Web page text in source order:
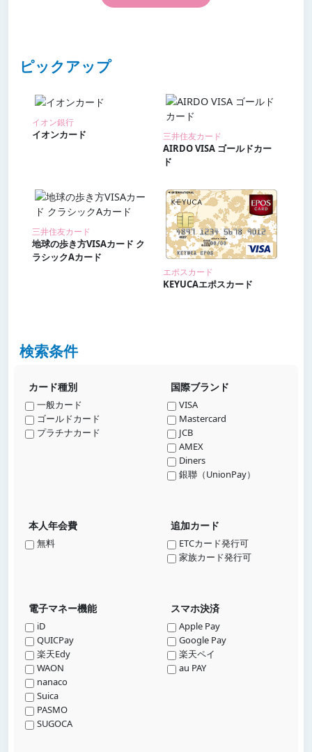
ピックアップ
イオン銀行
イオンカード 三井住友カード
AIRDO VISA ゴールドカー
ド
三井住友カード
地球の歩き方VISAカード ク
ラシックAカード
エポスカード
KEYUCAエポスカード
検索条件
カード種別
一般カード
ゴールドカード
プラチナカード
国際ブランド
VISA
Mastercard
JCB
AMEX
Diners
銀聯（UnionPay）
本人年会費
無料
追加カード
ETCカード発行可
家族カード発行可
電子マネー機能
iD
QUICPay
楽天Edy
WAON
nanaco
Suica
PASMO
SUGOCA
スマホ決済
Apple Pay
Google Pay
楽天ペイ
au PAY